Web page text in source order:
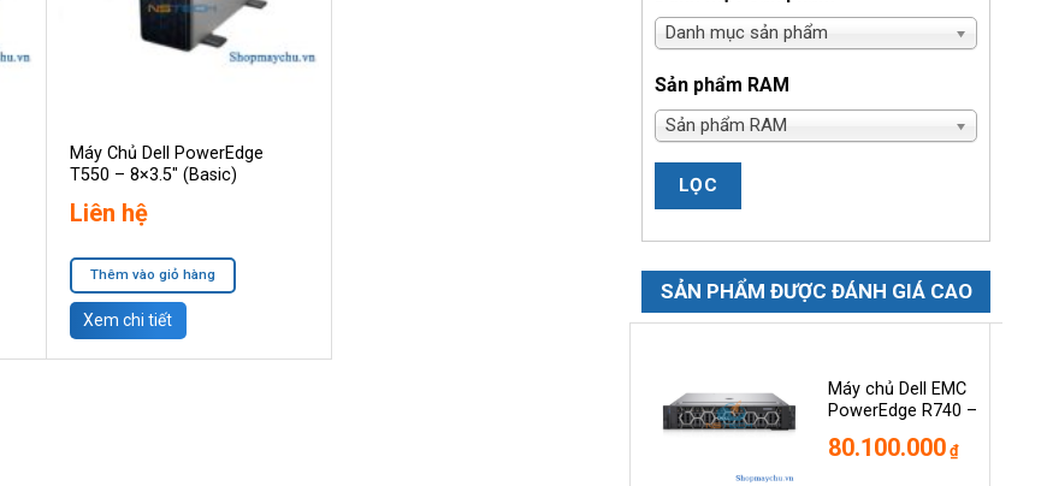
Máy Chủ Dell PowerEdge
T550 – 8×3.5″ (Basic)
Liên hệ
Thêm vào giỏ hàng
Xem chi tiết
Danh mục sản phẩm
Sản phẩm RAM
Sản phẩm RAM
LỌC
SẢN PHẨM ĐƯỢC ĐÁNH GIÁ CAO
Máy chủ Dell EMC
PowerEdge R740 –
80.100.000 ₫